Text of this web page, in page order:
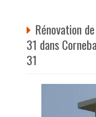
Rénovation
31 dans
31